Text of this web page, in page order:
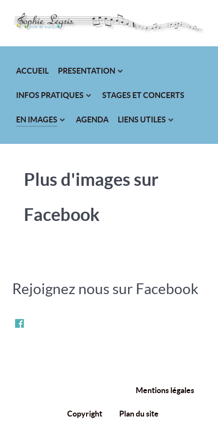
ACCUEIL PRESENTATION
INFOS PRATIQUES STAGES ET CONCERTS
EN IMAGES AGENDA LIENS UTILES
Plus d'images sur
Facebook
Rejoignez nous sur Facebook
Mentions légales
Copyright Plan du site